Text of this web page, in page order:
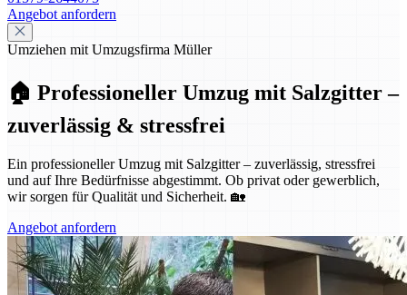
Angebot anfordern
Umziehen mit Umzugsfirma Müller
🏠 Professioneller Umzug mit Salzgitter –
zuverlässig & stressfrei
Ein professioneller Umzug mit Salzgitter – zuverlässig, stressfrei
und auf Ihre Bedürfnisse abgestimmt. Ob privat oder gewerblich,
wir sorgen für Qualität und Sicherheit. 🏡
Angebot anfordern